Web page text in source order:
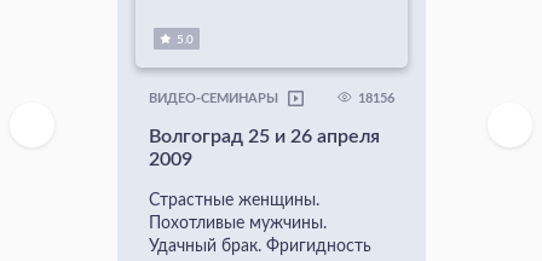
5.0
ВИДЕО-СЕМИНАРЫ 18156
Волгоград 25 и 26 апреля
2009
Страстные женщины.
Похотливые мужчины.
Удачный брак. Фригидность